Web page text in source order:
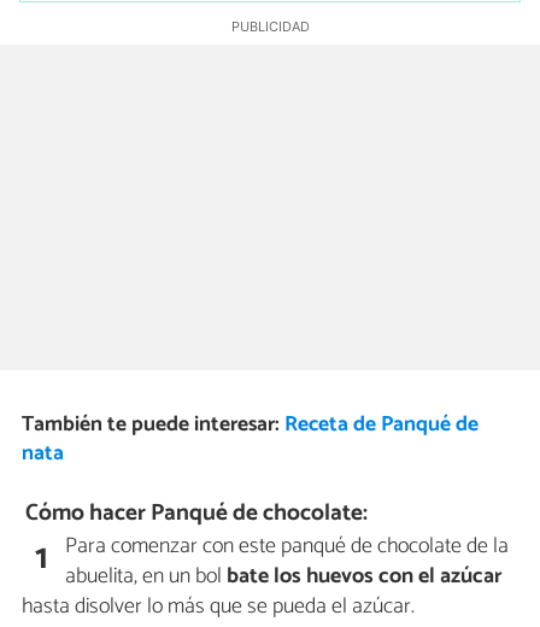
También te puede interesar: Receta de Panqué de
nata
Cómo hacer Panqué de chocolate:
1 Para comenzar con este panqué de chocolate de la
abuelita, en un bol bate los huevos con el azúcar
hasta disolver lo más que se pueda el azúcar.